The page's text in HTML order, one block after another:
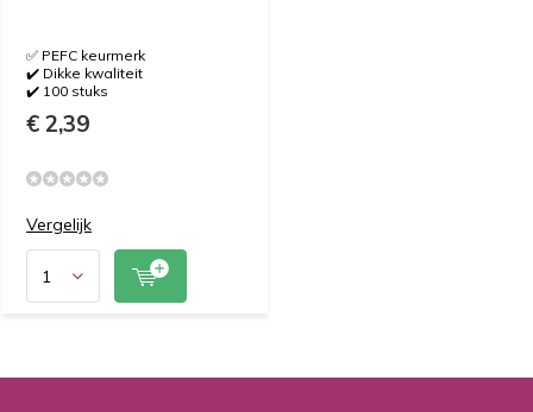
✅ PEFC keurmerk
✔️ Dikke kwaliteit
✔️ 100 stuks
€ 2,39
Vergelijk